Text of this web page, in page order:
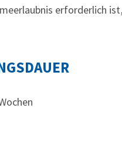
erforderlich